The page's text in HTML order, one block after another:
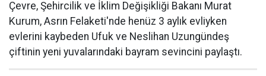
Çevre, Şehircilik ve İklim Değişikliği Bakanı Murat
Kurum, Asrın Felaketi'nde henüz 3 aylık evliyken
evlerini kaybeden Ufuk ve Neslihan Uzungündeş
çiftinin yeni yuvalarındaki bayram sevincini paylaştı.